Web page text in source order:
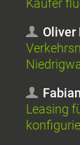
Oliver
Leasing